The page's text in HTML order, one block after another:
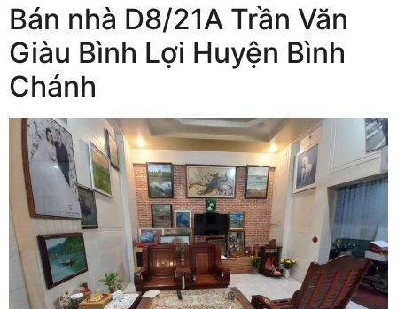
Bán nhà D8/21A Trần Văn
Giàu Bình Lợi Huyện Bình
Chánh